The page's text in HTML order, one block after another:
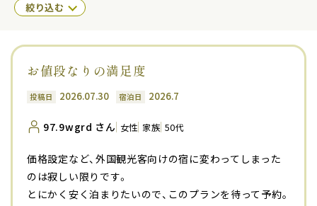
絞り込む
お値段なりの満足度
投稿日 2026.07.30 宿泊日 2026.7
97.9wgrd さん 女性 家族 50代
価格設定など、外国観光客向けの宿に変わってしまった
のは寂しい限りです。
とにかく安く泊まりたいので、このプランを待って予約｡